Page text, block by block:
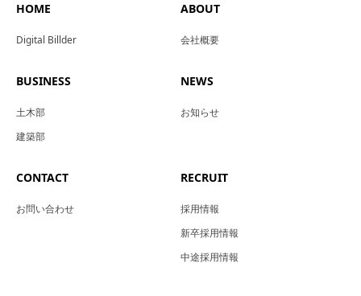
HOME
Digital Billder
ABOUT
会社概要
BUSINESS
土木部
建築部
NEWS
お知らせ
CONTACT
お問い合わせ
RECRUIT
採用情報
新卒採用情報
中途採用情報